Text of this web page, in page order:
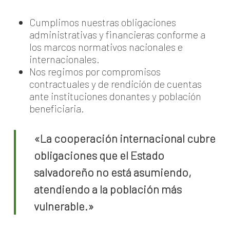
Cumplimos nuestras obligaciones
administrativas y financieras conforme a
los marcos normativos nacionales e
internacionales.
Nos regimos por compromisos
contractuales y de rendición de cuentas
ante instituciones donantes y población
beneficiaria.
«La cooperación internacional cubre
obligaciones que el Estado
salvadoreño no está asumiendo,
atendiendo a la población más
vulnerable.»